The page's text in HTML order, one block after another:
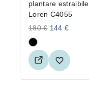
plantare estraibile
Loren C4055
180€ 144€